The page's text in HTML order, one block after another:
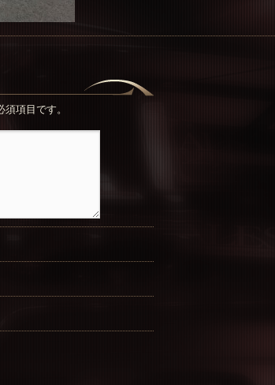
項目です。